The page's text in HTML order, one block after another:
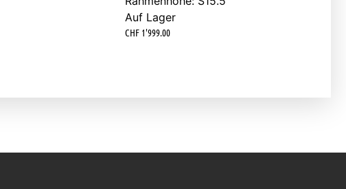
Auf Lager
CHF 1'999.00